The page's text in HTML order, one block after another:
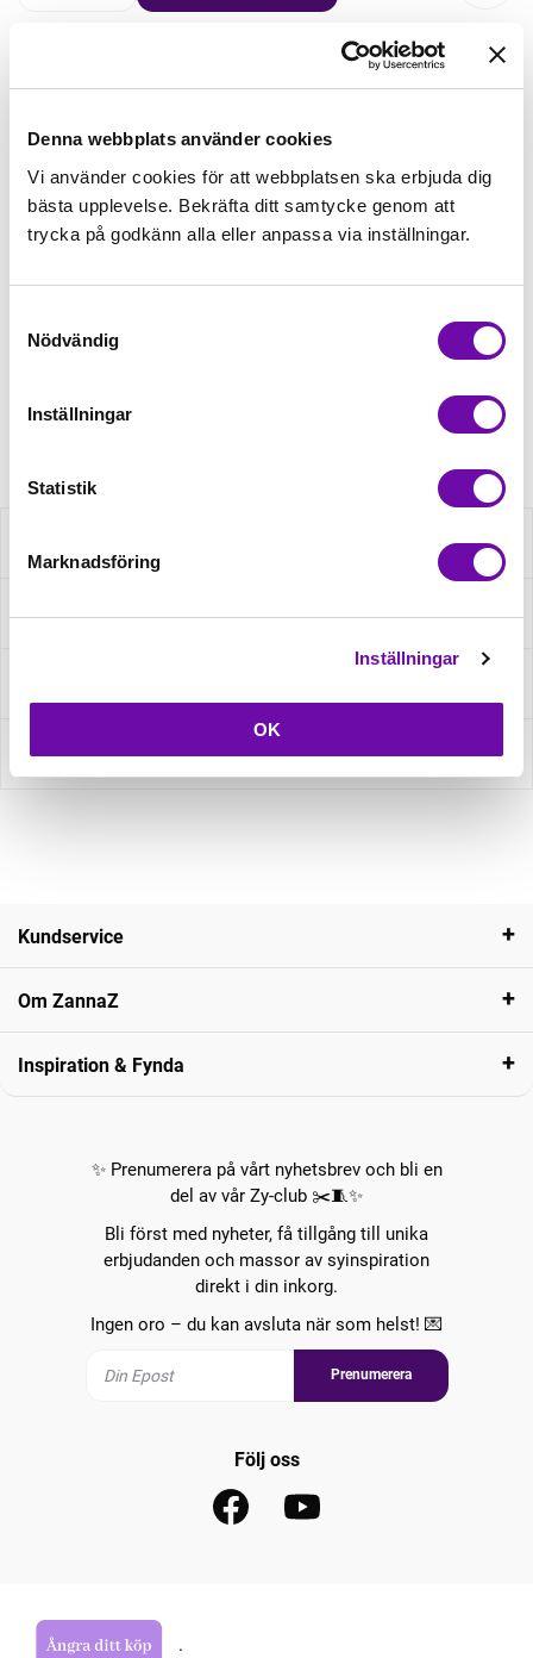
Denna webbplats använder cookies
Vi använder cookies för att webbplatsen ska erbjuda dig
bästa upplevelse. Bekräfta ditt samtycke genom att
trycka på godkänn alla eller anpassa via inställningar.
Nödvändig
Inställningar
Statistik
Marknadsföring
Inställningar
OK
Lägg först önskad mängd i varukorgen,
välj sedan matchande tillbehör
4 st Matchande Overlocktråd +100,00kr
Finns i lager
Artikelnr: RS0386-930
Specifikation
Recensioner
Kundservice
Om ZannaZ
Inspiration & Fynda
✨ Prenumerera på vårt nyhetsbrev och bli en
del av vår Zy-club ✂️🧵✨
Bli först med nyheter, få tillgång till unika
erbjudanden och massor av syinspiration
direkt i din inkorg.
Ingen oro – du kan avsluta när som helst! 💌
Prenumerera
Följ oss
.